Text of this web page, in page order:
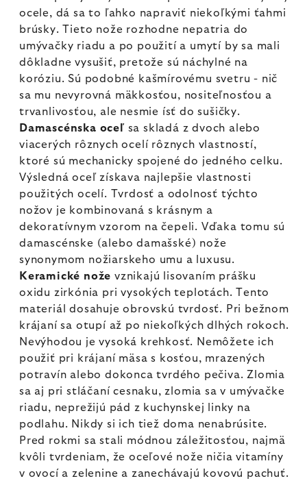
ocele, dá sa to ľahko napraviť niekoľkými ťahmi
brúsky. Tieto nože rozhodne nepatria do
umývačky riadu a po použití a umytí by sa mali
dôkladne vysušiť, pretože sú náchylné na
koróziu. Sú podobné kašmírovému svetru - nič
sa mu nevyrovná mäkkosťou, nositeľnosťou a
trvanlivosťou, ale nesmie ísť do sušičky.
Damascénska oceľ sa skladá z dvoch alebo
viacerých rôznych ocelí rôznych vlastností,
ktoré sú mechanicky spojené do jedného celku.
Výsledná oceľ získava najlepšie vlastnosti
použitých ocelí. Tvrdosť a odolnosť týchto
nožov je kombinovaná s krásnym a
dekoratívnym vzorom na čepeli. Vďaka tomu sú
damascénske (alebo damašské) nože
synonymom nožiarskeho umu a luxusu.
Keramické nože vznikajú lisovaním prášku
oxidu zirkónia pri vysokých teplotách. Tento
materiál dosahuje obrovskú tvrdosť. Pri bežnom
krájaní sa otupí až po niekoľkých dlhých rokoch.
Nevýhodou je vysoká krehkosť. Nemôžete ich
použiť pri krájaní mäsa s kosťou, mrazených
potravín alebo dokonca tvrdého pečiva. Zlomia
sa aj pri stláčaní cesnaku, zlomia sa v umývačke
riadu, neprežijú pád z kuchynskej linky na
podlahu. Nikdy si ich tiež doma nenabrúsite.
Pred rokmi sa stali módnou záležitosťou, najmä
kvôli tvrdeniam, že oceľové nože ničia vitamíny
v ovocí a zelenine a zanechávajú kovovú pachuť.